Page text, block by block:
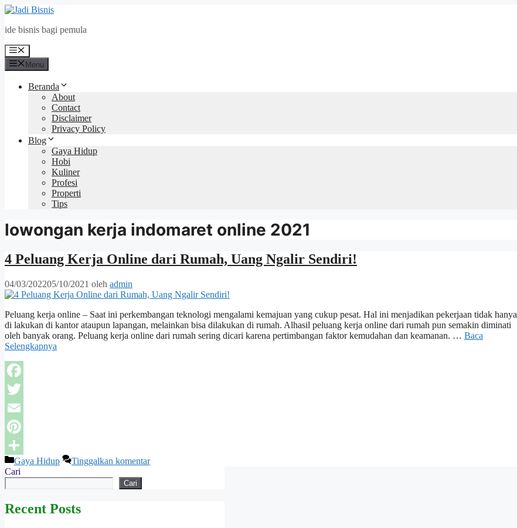
Langsung
isi
ide bisnis bagi pemula
Menu
Menu
Beranda
About
Contact
Disclaimer
Privacy Policy
Blog
Gaya Hidup
Hobi
Kuliner
Profesi
Properti
Tips
lowongan kerja indomaret online 2021
4 Peluang Kerja Online dari Rumah, Uang Ngalir Sendiri!
04/03/202205/10/2021 oleh admin
Peluang kerja online – Saat ini perkembangan teknologi mengalami kemajuan yang cukup pesat. Hal ini menjadikan pekerjaan tidak hanya
di lakukan di kantor ataupun lapangan, melainkan bisa dilakukan di rumah. Alhasil peluang kerja online dari rumah pun semakin diminati
oleh banyak orang. Peluang kerja online dari rumah sering dicari karena pertimbangan faktor kemudahan dan keamanan. … Baca
Selengkapnya
Facebook
Twitter
Email
Pinterest
Share
Kategori
Gaya Hidup
Tinggalkan komentar
Cari
Cari
Recent Posts